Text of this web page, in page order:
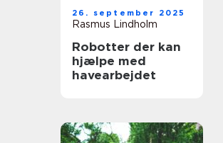
26. september 2025
Rasmus Lindholm
Robotter der kan
hjælpe med
havearbejdet